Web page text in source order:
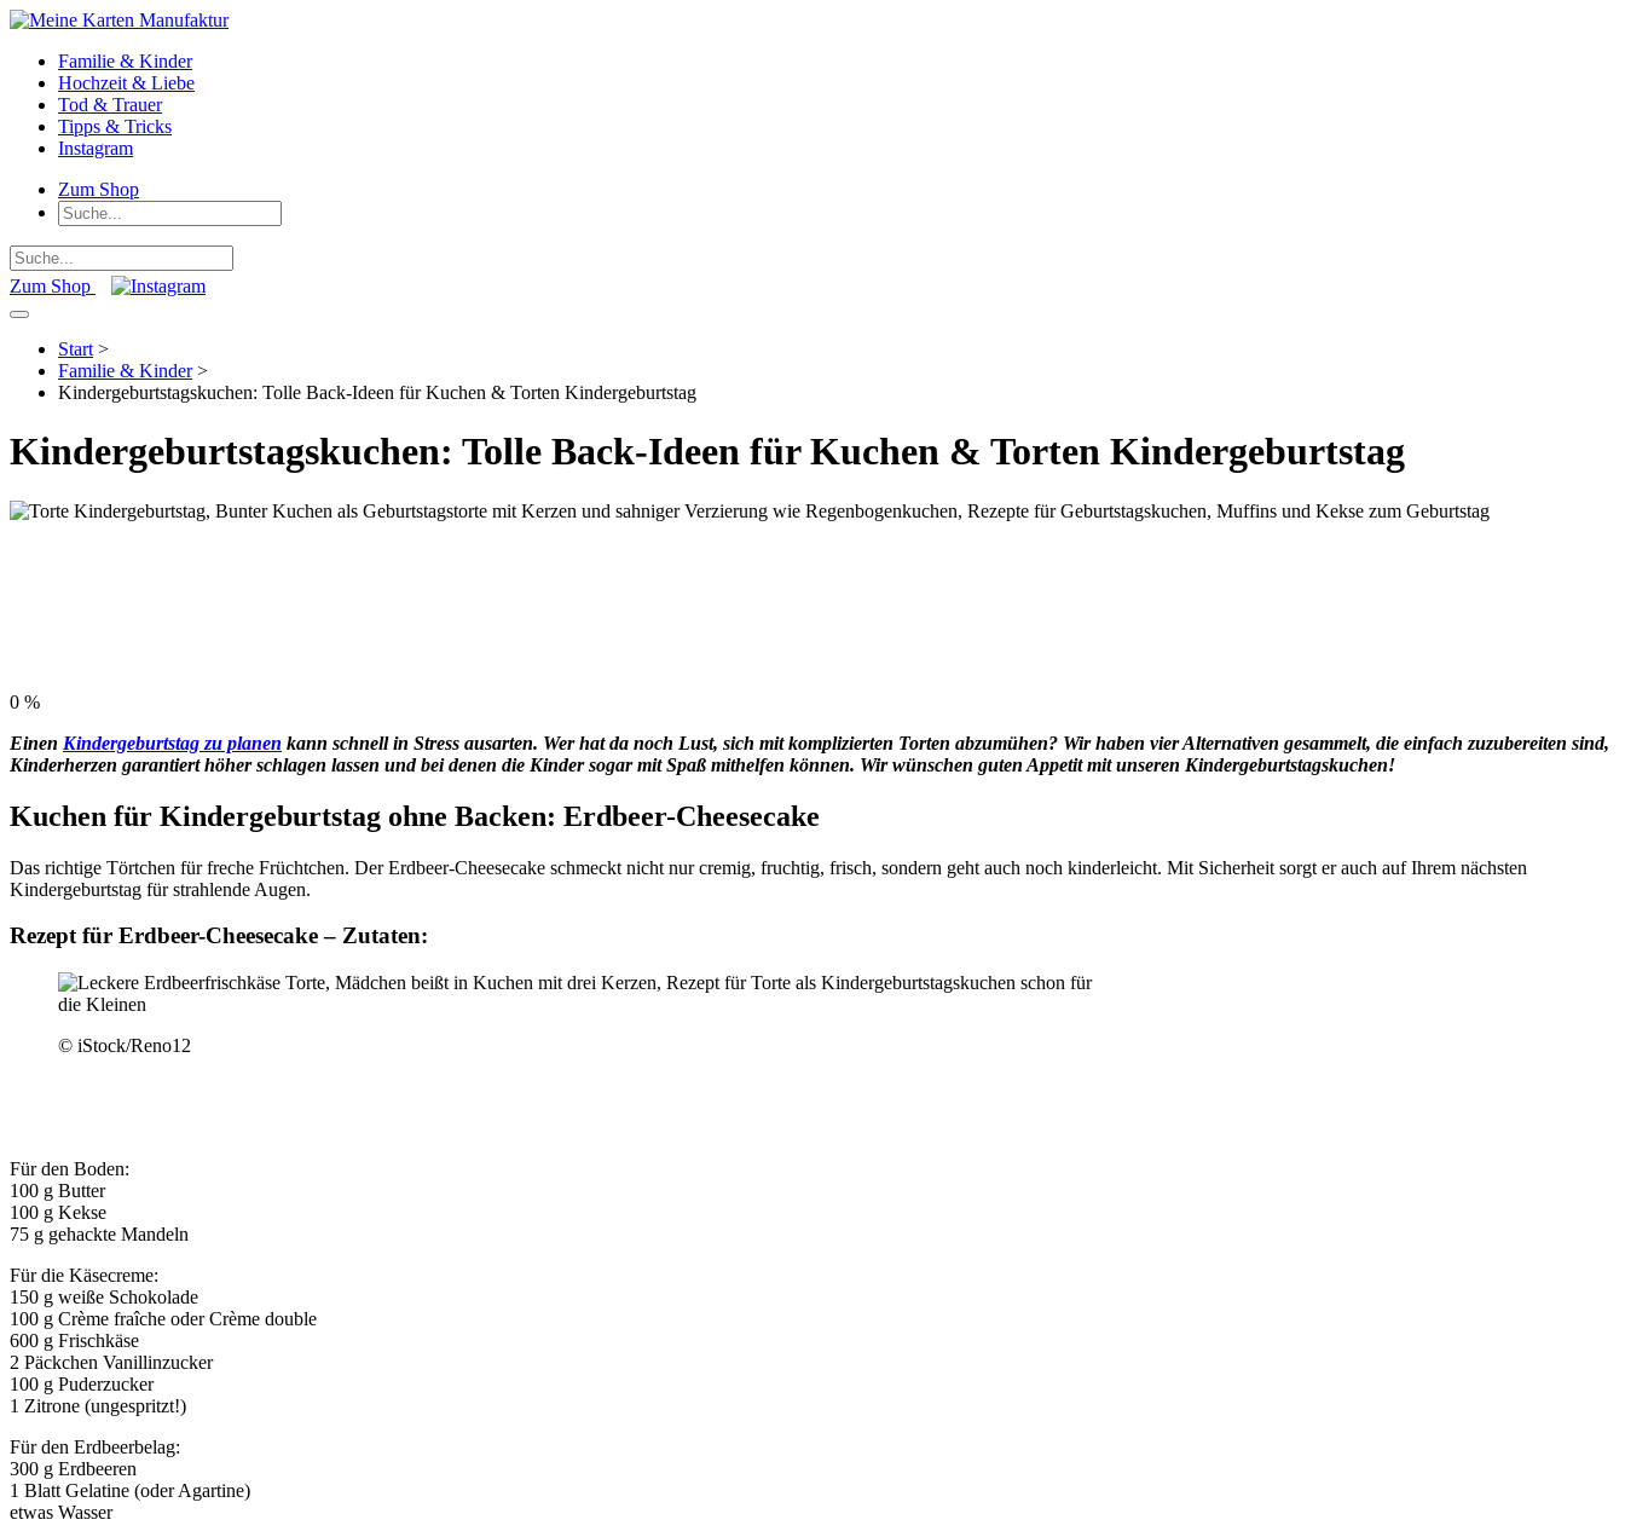
Familie & Kinder
Hochzeit & Liebe
Tod & Trauer
Tipps & Tricks
Instagram
Zum Shop
Zum Shop
Start >
Familie & Kinder>
Kindergeburtstagskuchen: Tolle Back-Ideen für Kuchen & Torten Kindergeburtstag
Kindergeburtstagskuchen: Tolle Back-Ideen für Kuchen & Torten Kindergeburtstag
0 %
Einen Kindergeburtstag zu planen kann schnell in Stress ausarten. Wer hat da noch Lust, sich mit komplizierten Torten abzumühen? Wir haben vier Alternativen gesammelt, die einfach zuzubereiten sind,
Kinderherzen garantiert höher schlagen lassen und bei denen die Kinder sogar mit Spaß mithelfen können. Wir wünschen guten Appetit mit unseren Kindergeburtstagskuchen!
Kuchen für Kindergeburtstag ohne Backen: Erdbeer-Cheesecake
Das richtige Törtchen für freche Früchtchen. Der Erdbeer-Cheesecake schmeckt nicht nur cremig, fruchtig, frisch, sondern geht auch noch kinderleicht. Mit Sicherheit sorgt er auch auf Ihrem nächsten
Kindergeburtstag für strahlende Augen.
Rezept für Erdbeer-Cheesecake – Zutaten:
© iStock/Reno12
Für den Boden:
100 g Butter
100 g Kekse
75 g gehackte Mandeln
Für die Käsecreme:
150 g weiße Schokolade
100 g Crème fraîche oder Crème double
600 g Frischkäse
2 Päckchen Vanillinzucker
100 g Puderzucker
1 Zitrone (ungespritzt!)
Für den Erdbeerbelag:
300 g Erdbeeren
1 Blatt Gelatine (oder Agartine)
etwas Wasser